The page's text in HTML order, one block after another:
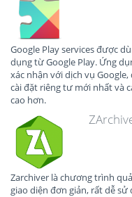
Google Play services được
dụng từ Google Play. Ứng
xác nhận với dịch vụ
cài đặt riêng tư mới nhất và
cao hơn.
Zarchiver là chương trình
giao diện đơn giản, rất dễ